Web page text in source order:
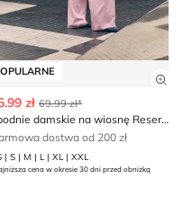
szczegóły produktu
zł 69.99 zł*
Spodnie damskie na wiosnę Reserved
dostwa od 200 zł
| S | M | L | XL | XXL
cena w okresie 30 dni przed obniżką